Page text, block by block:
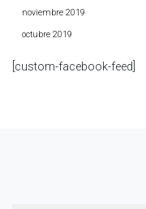
noviembre 2019
octubre 2019
[custom-facebook-feed]